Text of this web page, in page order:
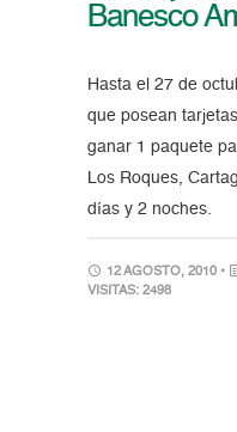
Banesco
Hasta el 27 de
que posean
ganar 1 paquete
Los Roques,
días y 2 noches.
12 AGOSTO, 2010 •
VISITAS: 2498